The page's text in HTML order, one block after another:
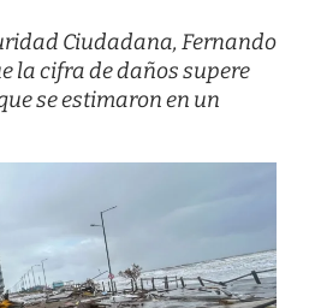
Ciudadana, Fernando
la cifra de daños supere
se estimaron en un